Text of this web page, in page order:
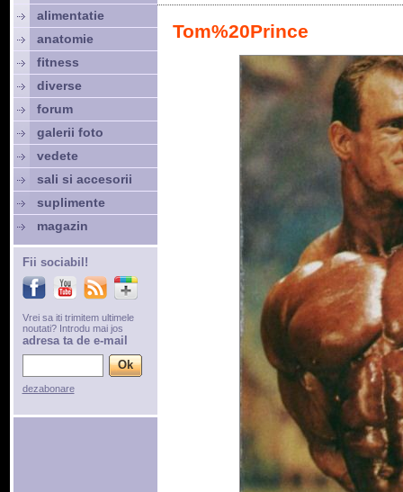
Tom%20Prince
alimentatie
anatomie
fitness
diverse
forum
galerii foto
vedete
sali si accesorii
suplimente
magazin
Fii sociabil!
Vrei sa iti trimitem ultimele
noutati? Introdu mai jos
adresa ta de e-mail
dezabonare